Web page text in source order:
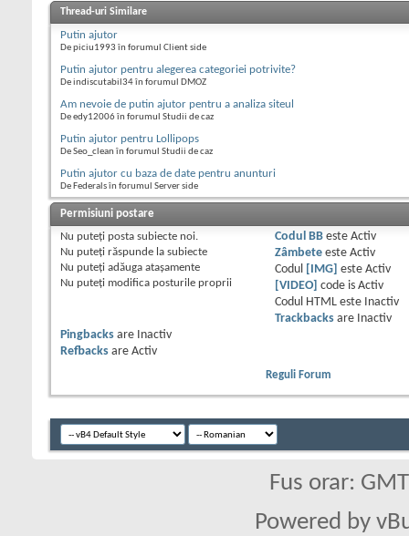
Thread-uri Similare
Putin ajutor
De piciu1993 în forumul Client side
Putin ajutor pentru alegerea categoriei potrivite?
De indiscutabil34 în forumul DMOZ
Am nevoie de putin ajutor pentru a analiza siteul
De edy12006 în forumul Studii de caz
Putin ajutor pentru Lollipops
De Seo_clean în forumul Studii de caz
Putin ajutor cu baza de date pentru anunturi
De Federals în forumul Server side
Permisiuni postare
Nu puteţi posta subiecte noi.
Nu puteţi răspunde la subiecte
Nu puteţi adăuga ataşamente
Nu puteţi modifica posturile proprii
Codul BBeste Activ
Zâmbeteeste Activ
Codul
[IMG] este Activ
[VIDEO] code is Activ
Codul HTML este
Inactiv
Trackbacksare
Inactiv
Pingbacks are
Inactiv
Refbacks are Activ
Reguli Forum
Fus orar:
Powered by